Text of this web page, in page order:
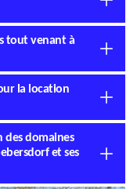
tout venant à
la location
des domaines
et ses